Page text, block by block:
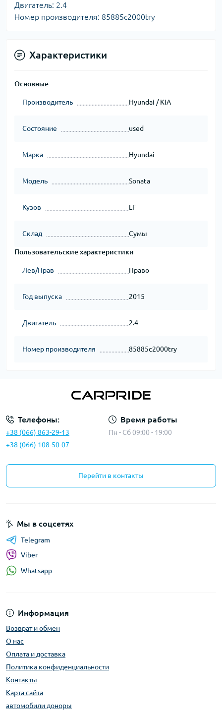
Двигатель: 2.4
Номер производителя: 85885c2000try
Характеристики
Основные
Производитель Hyundai / KIA
Состояние used
Марка Hyundai
Модель Sonata
Кузов LF
Склад Сумы
Пользовательские характеристики
Лев/Прав Право
Год выпуска 2015
Двигатель 2.4
Номер производителя 85885c2000try
Телефоны:
+38 (066) 863-29-13
+38 (066) 108-50-07
Время работы
Пн - Сб 09:00 - 19:00
Перейти в контакты
Информация
Возврат и обмен
О нас
Оплата и доставка
Политика конфиденциальности
Контакты
Карта сайта
автомобили доноры
Мы в соцсетях
Telegram
Viber
Whatsapp